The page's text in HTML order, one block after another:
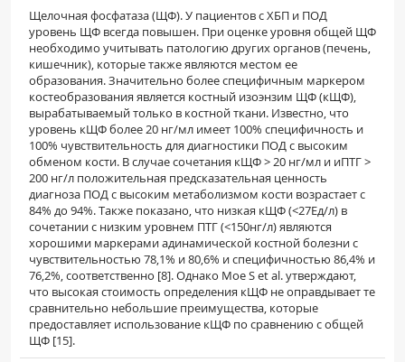
Щелочная фосфатаза (ЩФ). У пациентов с ХБП и ПОД
уровень ЩФ всегда повышен. При оценке уровня общей ЩФ
необходимо учитывать патологию других органов (печень,
кишечник), которые также являются местом ее
образования. Значительно более специфичным маркером
костеобразования является костный изоэнзим ЩФ (кЩФ),
вырабатываемый только в костной ткани. Известно, что
уровень кЩФ более 20 нг/мл имеет 100% специфичность и
100% чувствительность для диагностики ПОД с высоким
обменом кости. В случае сочетания кЩФ > 20 нг/мл и иПТГ >
200 нг/л положительная предсказательная ценность
диагноза ПОД с высоким метаболизмом кости возрастает с
84% до 94%. Также показано, что низкая кЩФ (<27Ед/л) в
сочетании с низким уровнем ПТГ (<150нг/л) являются
хорошими маркерами адинамической костной болезни с
чувствительностью 78,1% и 80,6% и специфичностью 86,4% и
76,2%, соответственно [8]. Однако Moe S et al. утверждают,
что высокая стоимость определения кЩФ не оправдывает те
сравнительно небольшие преимущества, которые
предоставляет использование кЩФ по сравнению с общей
ЩФ [15].